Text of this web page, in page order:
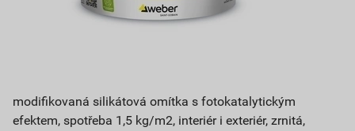
modifikovaná silikátová omítka s fotokatalytickým
efektem, spotřeba 1,5 kg/m2, interiér i exteriér, zrnitá,